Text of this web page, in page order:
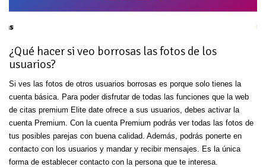
¿Qué hacer si veo borrosas las fotos de los
usuarios?
Si ves las fotos de otros usuarios borrosas es porque solo tienes la
cuenta básica. Para poder disfrutar de todas las funciones que la web
de citas premium Elite date ofrece a sus usuarios, debes activar la
cuenta Premium. Con la cuenta Premium podrás ver todas las fotos de
tus posibles parejas con buena calidad. Además, podrás ponerte en
contacto con los usuarios y mandar y recibir mensajes. Es la única
forma de establecer contacto con la persona que te interesa.